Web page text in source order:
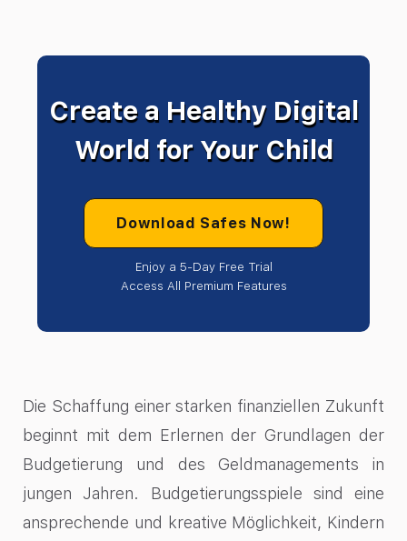
Create a Healthy Digital
World for Your Child
Download Safes Now!
Enjoy a 5-Day Free Trial
Access All Premium Features
Die Schaffung einer starken finanziellen Zukunft
beginnt mit dem Erlernen der Grundlagen der
Budgetierung und des Geldmanagements in
jungen Jahren. Budgetierungsspiele sind eine
ansprechende und kreative Möglichkeit, Kindern